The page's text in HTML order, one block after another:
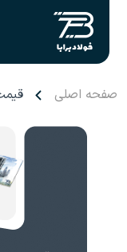
صفحه اصلی